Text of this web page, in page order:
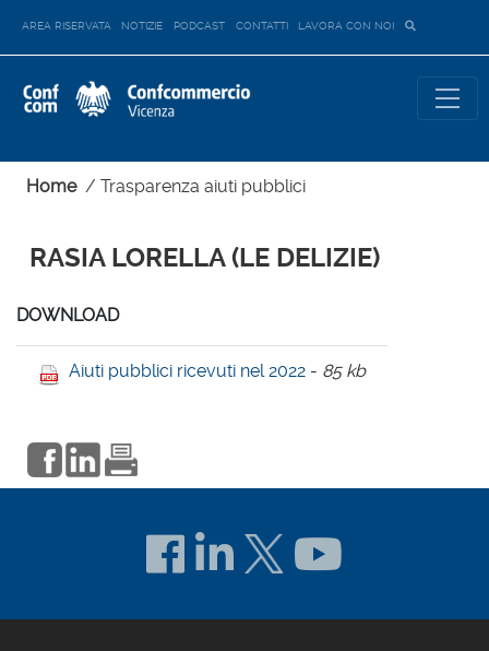
AREA RISERVATA NOTIZIE PODCAST CONTATTI LAVORA CON NOI
Home/ Trasparenza aiuti pubblici
RASIA LORELLA (LE DELIZIE)
DOWNLOAD
Aiuti pubblici ricevuti nel 2022 - 85 kb